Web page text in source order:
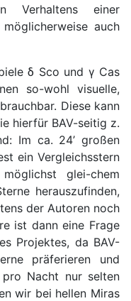
Verhaltens einer
auch
δ Sco und γ Cas
so-wohl visuelle,
Diese kann
hierfür BAV-seitig z.
Im ca. 24’ großen
ein Vergleichsstern
glei-chem
herauszufinden,
der Autoren noch
ist dann eine Frage
Projektes, da BAV-
präferieren und
Nacht nur selten
wir bei hellen Miras